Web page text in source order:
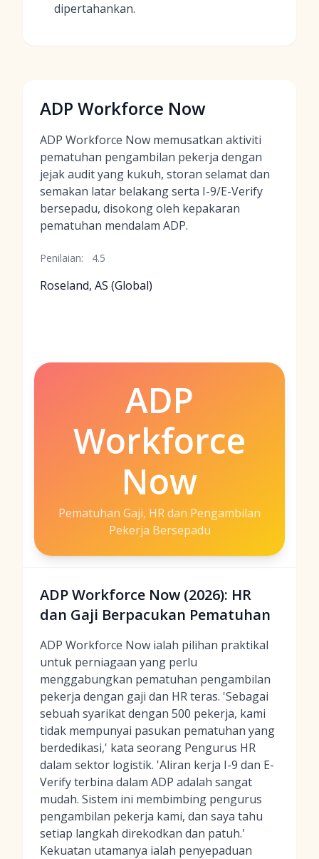
dipertahankan.
ADP Workforce Now
ADP Workforce Now memusatkan aktiviti
pematuhan pengambilan pekerja dengan
jejak audit yang kukuh, storan selamat dan
semakan latar belakang serta I-9/E-Verify
bersepadu, disokong oleh kepakaran
pematuhan mendalam ADP.
Penilaian: 4.5
Roseland, AS (Global)
ADP
Workforce
Now
Pematuhan Gaji, HR dan Pengambilan
Pekerja Bersepadu
ADP Workforce Now (2026): HR
dan Gaji Berpacukan Pematuhan
ADP Workforce Now ialah pilihan praktikal
untuk perniagaan yang perlu
menggabungkan pematuhan pengambilan
pekerja dengan gaji dan HR teras. 'Sebagai
sebuah syarikat dengan 500 pekerja, kami
tidak mempunyai pasukan pematuhan yang
berdedikasi,' kata seorang Pengurus HR
dalam sektor logistik. 'Aliran kerja I-9 dan E-
Verify terbina dalam ADP adalah sangat
mudah. Sistem ini membimbing pengurus
pengambilan pekerja kami, dan saya tahu
setiap langkah direkodkan dan patuh.'
Kekuatan utamanya ialah penyepaduan